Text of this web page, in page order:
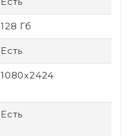
128 Гб
Есть
1080x2424
Есть